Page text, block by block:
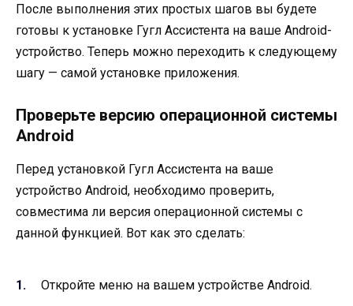
После выполнения этих простых шагов вы будете
готовы к установке Гугл Ассистента на ваше Android-
устройство. Теперь можно переходить к следующему
шагу — самой установке приложения.
Проверьте версию операционной системы
Android
Перед установкой Гугл Ассистента на ваше
устройство Android, необходимо проверить,
совместима ли версия операционной системы с
данной функцией. Вот как это сделать:
Откройте меню на вашем устройстве Android.